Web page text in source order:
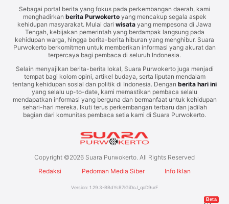
Sebagai portal berita yang fokus pada perkembangan daerah, kami
menghadirkan berita Purwokertoyang mencakup segala aspek
kehidupan masyarakat. Mulai dari wisata yang mempesona di Jawa
Tengah, kebijakan pemerintah yang berdampak langsung pada
kehidupan warga, hingga berita-berita hiburan yang menghibur. Suara
Purwokerto berkomitmen untuk memberikan informasi yang akurat dan
terpercaya bagi pembaca di seluruh Indonesia.
Selain menyajikan berita-berita lokal, Suara Purwokerto juga menjadi
tempat bagi kolom opini, artikel budaya, serta liputan mendalam
tentang kehidupan sosial dan politik di Indonesia. Dengan berita hari ini
yang selalu up-to-date, kami memastikan pembaca selalu
mendapatkan informasi yang berguna dan bermanfaat untuk kehidupan
sehari-hari mereka. Ikuti terus perkembangan terbaru dan jadilah
bagian dari komunitas pembaca setia kami di Suara Purwokerto.
Copyright ©2026 Suara Purwokerto. All Rights Reserved
Redaksi
Pedoman Media Siber Info Iklan
Version: 1.29.3-BBdYsR7lGiDoJ_qoD9urF
Beta